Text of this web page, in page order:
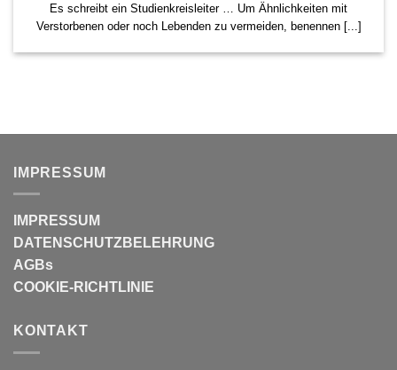
Es schreibt ein Studienkreisleiter … Um Ähnlichkeiten mit
Verstorbenen oder noch Lebenden zu vermeiden, benennen [...]
IMPRESSUM
IMPRESSUM
DATENSCHUTZBELEHRUNG
AGBs
COOKIE-RICHTLINIE
KONTAKT